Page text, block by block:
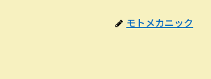
モトメカニック